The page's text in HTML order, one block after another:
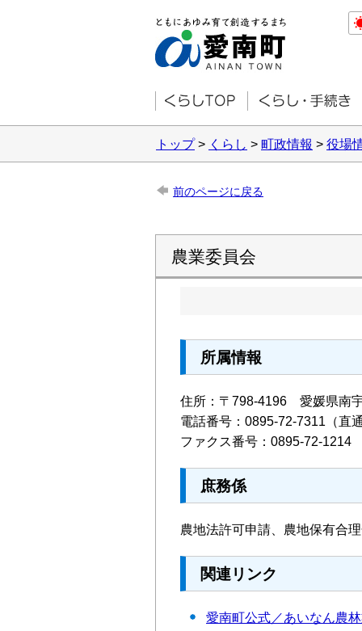
トップ> くらし > 町政情報 > 役場
前のページに戻る
農業委員会
所属情報
住所：〒798-4196 愛媛県南
電話番号： 0895-72-7311 （直
ファクス番号：0895-72-1214
庶務係
農地法許可申請、農地保有合
関連リンク
愛南町公式／あいなん農